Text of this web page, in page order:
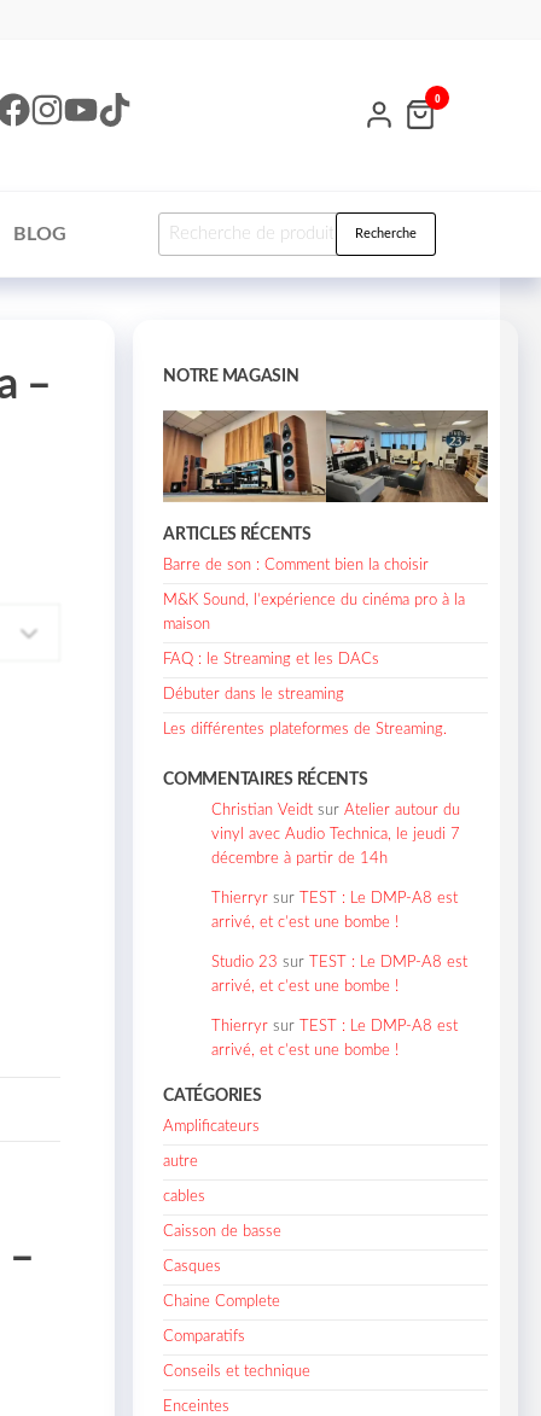
0
BLOG Recherche
–
–
NOTRE MAGASIN
ARTICLES RÉCENTS
Barre de son : Comment bien la choisir
M&K Sound, l’expérience du cinéma pro à la
maison
FAQ : le Streaming et les DACs
Débuter dans le streaming
Les différentes plateformes de Streaming.
COMMENTAIRES RÉCENTS
Christian Veidt surAtelier autour du
vinyl avec Audio Technica, le jeudi 7
décembre à partir de 14h
Thierryr sur
TEST : Le DMP-A8 est
arrivé, et c’est une bombe !
Studio 23 sur
TEST : Le DMP-A8 est
arrivé, et c’est une bombe !
Thierryr sur
TEST : Le DMP-A8 est
arrivé, et c’est une bombe !
CATÉGORIES
Amplificateurs
autre
cables
Caisson de basse
Casques
Chaine Complete
Comparatifs
Conseils et technique
Enceintes